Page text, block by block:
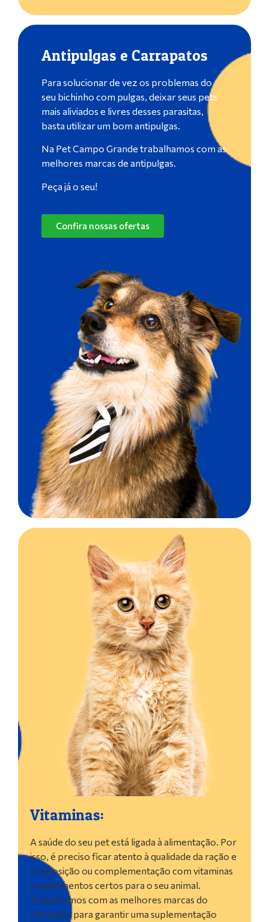
Antipulgas e Carrapatos
Para solucionar de vez os problemas do
seu bichinho com pulgas, deixar seus pets
mais aliviados e livres desses parasitas,
basta utilizar um bom antipulgas.
Na Pet Campo Grande trabalhamos com as
melhores marcas de antipulgas.
Peça já o seu!
Confira nossas ofertas
Vitaminas:
A saúde do seu pet está ligada à alimentação. Por
isso, é preciso ficar atento à qualidade da ração e
a reposição ou complementação com vitaminas
e suplementos certos para o seu animal.
Trabalhamos com as melhores marcas do
mercado, para garantir uma suplementação